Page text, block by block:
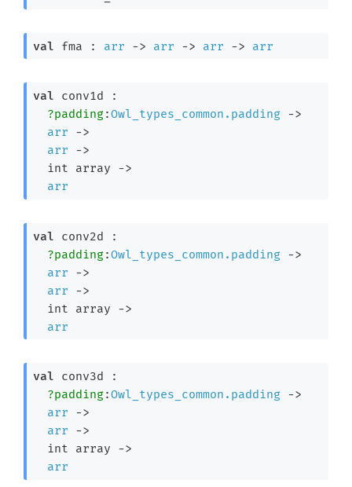
val fma : arr -> arr -> arr -> arr
val conv1d :
?padding:Owl_types_common.padding ->
arr
->
arr
->
int array
->
arr
val conv2d :
?padding:Owl_types_common.padding ->
arr
->
arr
->
int array
->
arr
val conv3d :
?padding:Owl_types_common.padding ->
arr
->
arr
->
int array
->
arr